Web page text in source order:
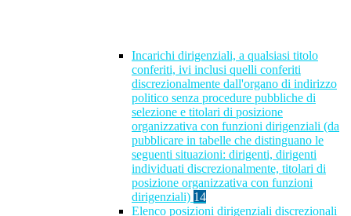
Incarichi dirigenziali, a qualsiasi titolo
conferiti, ivi inclusi quelli conferiti
discrezionalmente dall'organo di indirizzo
politico senza procedure pubbliche di
selezione e titolari di posizione
organizzativa con funzioni dirigenziali (da
pubblicare in tabelle che distinguano le
seguenti situazioni: dirigenti, dirigenti
individuati discrezionalmente, titolari di
posizione organizzativa con funzioni
dirigenziali) 14
Elenco posizioni dirigenziali discrezionali